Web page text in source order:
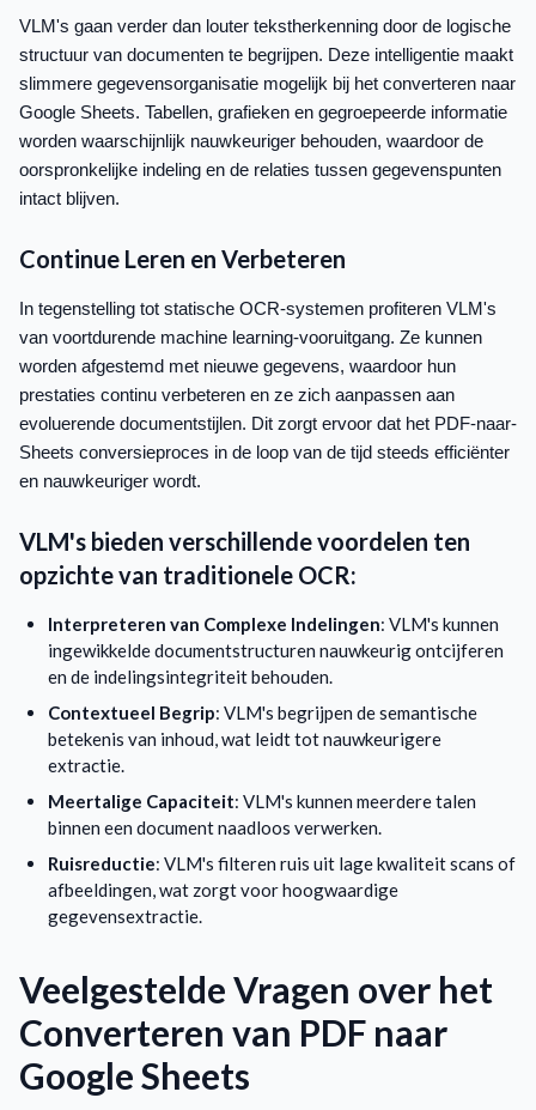
VLM's gaan verder dan louter tekstherkenning door de logische
structuur van documenten te begrijpen. Deze intelligentie maakt
slimmere gegevensorganisatie mogelijk bij het converteren naar
Google Sheets. Tabellen, grafieken en gegroepeerde informatie
worden waarschijnlijk nauwkeuriger behouden, waardoor de
oorspronkelijke indeling en de relaties tussen gegevenspunten
intact blijven.
Continue Leren en Verbeteren
In tegenstelling tot statische OCR-systemen profiteren VLM's
van voortdurende machine learning-vooruitgang. Ze kunnen
worden afgestemd met nieuwe gegevens, waardoor hun
prestaties continu verbeteren en ze zich aanpassen aan
evoluerende documentstijlen. Dit zorgt ervoor dat het PDF-naar-
Sheets conversieproces in de loop van de tijd steeds efficiënter
en nauwkeuriger wordt.
VLM's bieden verschillende voordelen ten
opzichte van traditionele OCR:
Interpreteren van Complexe Indelingen: VLM's kunnen
ingewikkelde documentstructuren nauwkeurig ontcijferen
en de indelingsintegriteit behouden.
Contextueel Begrip: VLM's begrijpen de semantische
betekenis van inhoud, wat leidt tot nauwkeurigere
extractie.
Meertalige Capaciteit: VLM's kunnen meerdere talen
binnen een document naadloos verwerken.
Ruisreductie: VLM's filteren ruis uit lage kwaliteit scans of
afbeeldingen, wat zorgt voor hoogwaardige
gegevensextractie.
Veelgestelde Vragen over het
Converteren van PDF naar
Google Sheets